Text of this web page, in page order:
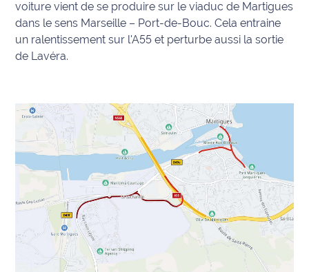
Environnement
Info
Loisirs
Météo
Politique
Social
voiture vient de se produire sur le viaduc de Martigues
dans le sens Marseille – Port-de-Bouc. Cela entraine
un ralentissement sur l'A55 et perturbe aussi la sortie
de Lavéra.